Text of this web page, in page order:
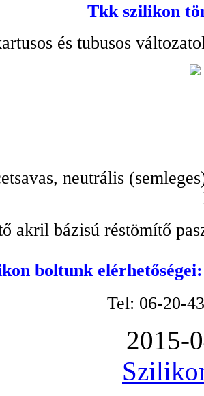
Tkk szilikon
és tubusos
neutrális
akril bázisú réstömítő
boltunk
Tel: 06-20-
2015-